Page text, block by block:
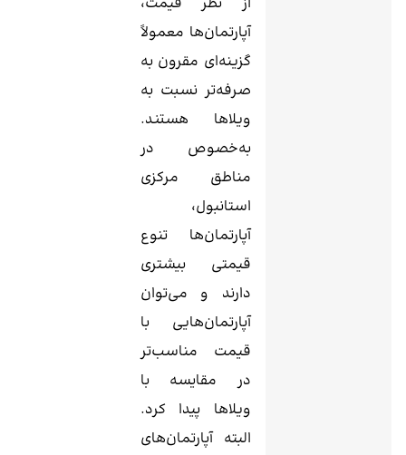
آپارتمان‌ها معمولاً
گزینه‌ای مقرون به
صرفه‌تر نسبت به
ویلاها هستند.
به‌خصوص در
مناطق مرکزی
استانبول،
آپارتمان‌ها تنوع
قیمتی بیشتری
دارند و می‌توان
آپارتمان‌هایی با
قیمت مناسب‌تر
در مقایسه با
ویلاها پیدا کرد.
البته آپارتمان‌های